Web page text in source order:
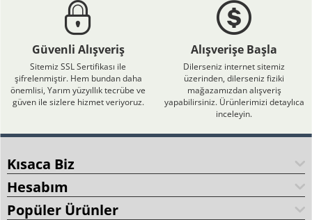
Güvenli Alışveriş
Sitemiz SSL Sertifikası ile
şifrelenmiştir. Hem bundan daha
önemlisi, Yarım yüzyıllık tecrübe ve
güven ile sizlere hizmet veriyoruz.
Alışverişe Başla
Dilerseniz internet sitemiz
üzerinden, dilerseniz fiziki
mağazamızdan alışveriş
yapabilirsiniz. Ürünlerimizi detaylıca
inceleyin.
Kısaca Biz
Hesabım
Popüler Ürünler